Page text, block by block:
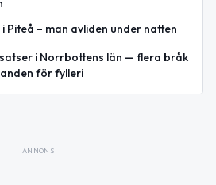
Piteå – man avliden under natten
i Norrbottens län — flera bråk
för fylleri
ANNONS